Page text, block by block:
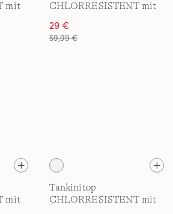
mit
CHLORRESISTENT mit
Damen
29 €
59,99 €
mit
Tankinitop
CHLORRESISTENT mit